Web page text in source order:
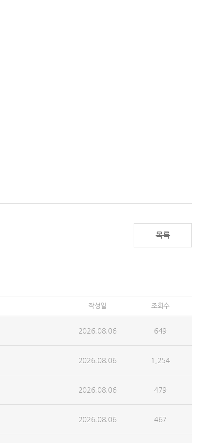
목록
작성일 조회수
2026.08.06 649
2026.08.06 1,254
2026.08.06 479
2026.08.06 467